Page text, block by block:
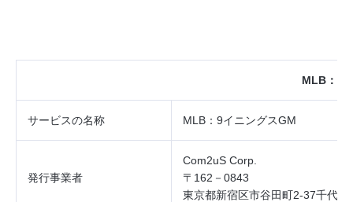
MLB：
サービスの名称 MLB ： 9イニングスGM
発行事業者
Com2uS Corp.
〒162－0843
東京都新宿区市谷田町2‐37千代田